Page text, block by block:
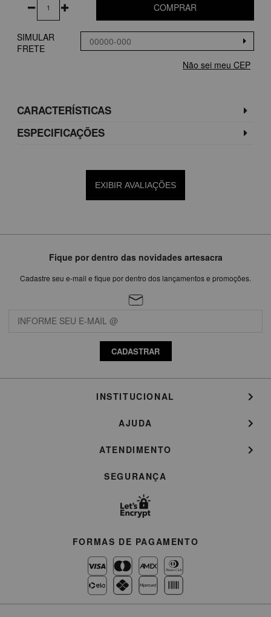
COMPRAR
SIMULAR
FRETE
Não sei meu CEP
CARACTERÍSTICAS
ESPECIFICAÇÕES
EXIBIR AVALIAÇÕES
Fique por dentro das novidades artesacra
Cadastre seu e-mail e fique por dentro dos lançamentos e promoções.
CADASTRAR
INSTITUCIONAL
AJUDA
ATENDIMENTO
SEGURANÇA
FORMAS DE PAGAMENTO